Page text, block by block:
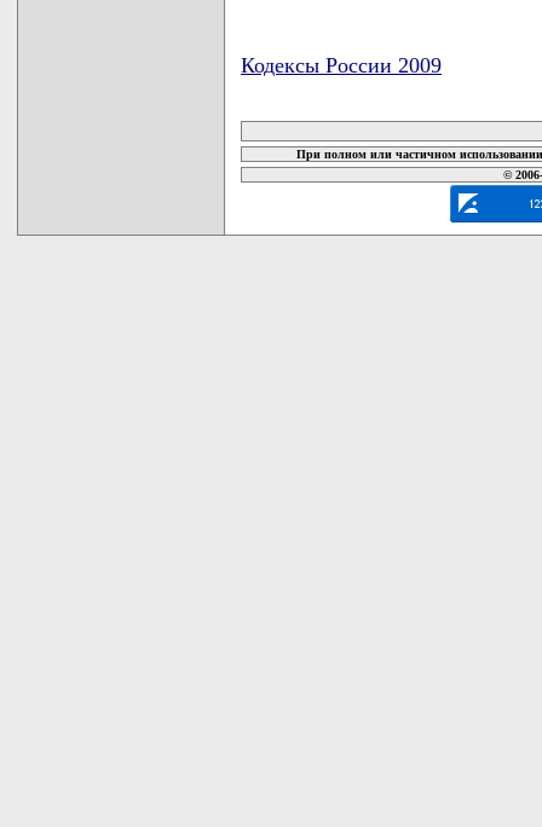
Кодексы России 2009
При полном или частичном
©